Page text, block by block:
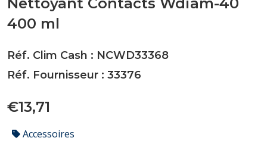
400 ml
Réf. Clim Cash : NCWD33368
Réf. Fournisseur : 33376
€13,71
Accessoires